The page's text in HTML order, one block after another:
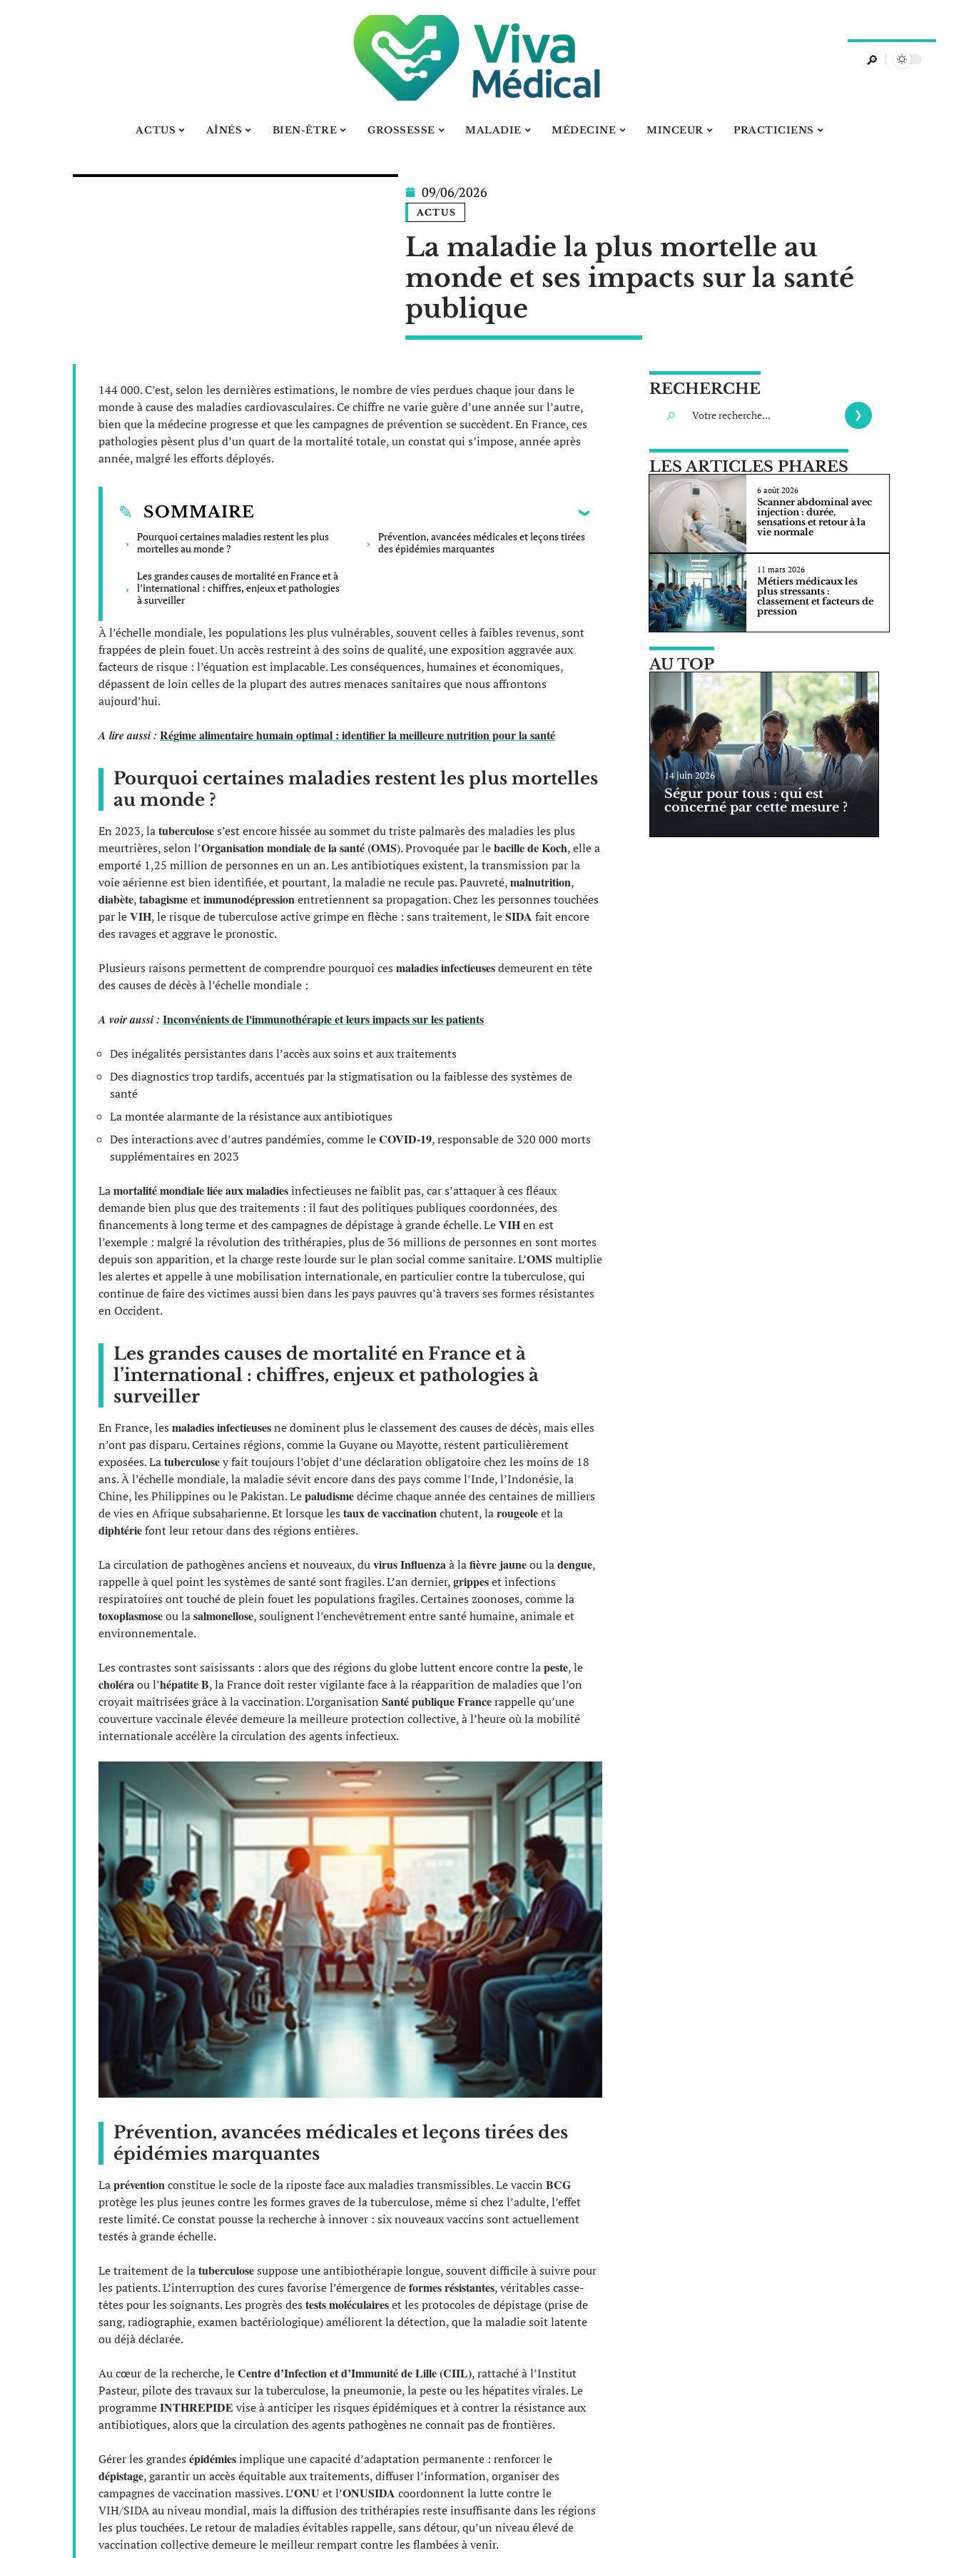
ACTUS AÎNÉS BIEN-ÊTRE GROSSESSE MALADIE MÉDECINE MINCEUR PRACTICIENS
09/06/2026
ACTUS
La maladie la plus mortelle au
monde et ses impacts sur la santé
publique
144 000. C’est, selon les dernières estimations, le nombre de vies perdues chaque jour dans le
monde à cause des maladies cardiovasculaires. Ce chiffre ne varie guère d’une année sur l’autre,
bien que la médecine progresse et que les campagnes de prévention se succèdent. En France, ces
pathologies pèsent plus d’un quart de la mortalité totale, un constat qui s’impose, année après
année, malgré les efforts déployés.
SOMMAIRE
Pourquoi certaines maladies restent les plus
mortelles au monde ?
Les grandes causes de mortalité en France et à
l’international : chiffres, enjeux et pathologies
à surveiller
Prévention, avancées médicales et leçons tirées
des épidémies marquantes
À l’échelle mondiale, les populations les plus vulnérables, souvent celles à faibles revenus, sont
frappées de plein fouet. Un accès restreint à des soins de qualité, une exposition aggravée aux
facteurs de risque : l’équation est implacable. Les conséquences, humaines et économiques,
dépassent de loin celles de la plupart des autres menaces sanitaires que nous affrontons
aujourd’hui.
A lire aussi : Régime alimentaire humain optimal : identifier la meilleure nutrition pour la santé
Pourquoi certaines maladies restent les plus mortelles
au monde ?
En 2023, latuberculoses’est encore hissée au sommet du triste palmarès des maladies les plus
meurtrières, selon l’Organisation mondiale de la santé (OMS). Provoquée par lebacille de Koch, elle a
emporté 1,25 million de personnes en un an. Les antibiotiques existent, la transmission par la
voie aérienne est bien identifiée, et pourtant, la maladie ne recule pas. Pauvreté,malnutrition,
diabète,tabagismeetimmunodépressionentretiennent sa propagation. Chez les personnes touchées
par leVIH, le risque de tuberculose active grimpe en flèche : sans traitement, leSIDA fait encore
des ravages et aggrave le pronostic.
Plusieurs raisons permettent de comprendre pourquoi ces maladies infectieusesdemeurent en tête
des causes de décès à l’échelle mondiale :
A voir aussi : Inconvénients de l'immunothérapie et leurs impacts sur les patients
Des inégalités persistantes dans l’accès aux soins et aux traitements
Des diagnostics trop tardifs, accentués par la stigmatisation ou la faiblesse des systèmes de
santé
La montée alarmante de la résistance aux antibiotiques
Des interactions avec d’autres pandémies, comme leCOVID-19, responsable de 320 000 morts
supplémentaires en 2023
Lamortalité mondiale liée aux maladiesinfectieuses ne faiblit pas, car s’attaquer à ces fléaux
demande bien plus que des traitements : il faut des politiques publiques coordonnées, des
financements à long terme et des campagnes de dépistage à grande échelle. LeVIHen est
l’exemple : malgré la révolution des trithérapies, plus de 36 millions de personnes en sont mortes
depuis son apparition, et la charge reste lourde sur le plan social comme sanitaire. L’OMS multiplie
les alertes et appelle à une mobilisation internationale, en particulier contre la tuberculose, qui
continue de faire des victimes aussi bien dans les pays pauvres qu’à travers ses formes résistantes
en Occident.
Les grandes causes de mortalité en France et à
l’international : chiffres, enjeux et pathologies à
surveiller
En France, les maladies infectieusesne dominent plus le classement des causes de décès, mais elles
n’ont pas disparu. Certaines régions, comme la Guyane ou Mayotte, restent particulièrement
exposées. Latuberculosey fait toujours l’objet d’une déclaration obligatoire chez les moins de 18
ans. À l’échelle mondiale, la maladie sévit encore dans des pays comme l’Inde, l’Indonésie, la
Chine, les Philippines ou le Pakistan. Lepaludismedécime chaque année des centaines de milliers
de vies en Afrique subsaharienne. Et lorsque les taux de vaccinationchutent, larougeoleet la
diphtériefont leur retour dans des régions entières.
La circulation de pathogènes anciens et nouveaux, duvirus Influenzaà lafièvre jauneou ladengue,
rappelle à quel point les systèmes de santé sont fragiles. L’an dernier,grippeset infections
respiratoires ont touché de plein fouet les populations fragiles. Certaines zoonoses, comme la
toxoplasmoseou lasalmonellose, soulignent l’enchevêtrement entre santé humaine, animale et
environnementale.
Les contrastes sont saisissants : alors que des régions du globe luttent encore contre lapeste, le
choléraou l’hépatite B, la France doit rester vigilante face à la réapparition de maladies que l’on
croyait maîtrisées grâce à la vaccination. L’organisation Santé publique Francerappelle qu’une
couverture vaccinale élevée demeure la meilleure protection collective, à l’heure où la mobilité
internationale accélère la circulation des agents infectieux.
Prévention, avancées médicales et leçons tirées des
épidémies marquantes
Lapréventionconstitue le socle de la riposte face aux maladies transmissibles. Le vaccin BCG
protège les plus jeunes contre les formes graves de la tuberculose, même si chez l’adulte, l’effet
reste limité. Ce constat pousse la recherche à innover : six nouveaux vaccins sont actuellement
testés à grande échelle.
Le traitement de latuberculosesuppose une antibiothérapie longue, souvent difficile à suivre pour
les patients. L’interruption des cures favorise l’émergence deformes résistantes, véritables casse-
têtes pour les soignants. Les progrès des tests moléculaireset les protocoles de dépistage (prise de
sang, radiographie, examen bactériologique) améliorent la détection, que la maladie soit latente
ou déjà déclarée.
Au cœur de la recherche, leCentre d’Infection et d’Immunité de Lille (CIIL), rattaché à l’Institut
Pasteur, pilote des travaux sur la tuberculose, la pneumonie, la peste ou les hépatites virales. Le
programmeINTHREPIDE vise à anticiper les risques épidémiques et à contrer la résistance aux
antibiotiques, alors que la circulation des agents pathogènes ne connaît pas de frontières.
Gérer les grandes épidémiesimplique une capacité d’adaptation permanente : renforcer le
dépistage, garantir un accès équitable aux traitements, diffuser l’information, organiser des
campagnes de vaccination massives. L’ONU et l’ONUSIDA coordonnent la lutte contre le
VIH/SIDA au niveau mondial, mais la diffusion des trithérapies reste insuffisante dans les régions
les plus touchées. Le retour de maladies évitables rappelle, sans détour, qu’un niveau élevé de
vaccination collective demeure le meilleur rempart contre les flambées à venir.
RECHERCHE
LES ARTICLES PHARES
6 août 2026
Scanner abdominal avec
injection : durée,
sensations et retour à la
vie normale
11 mars 2026
Métiers médicaux les
plus stressants :
classement et facteurs de
pression
AU TOP
14 juin 2026
Ségur pour tous : qui est
concerné par cette mesure ?